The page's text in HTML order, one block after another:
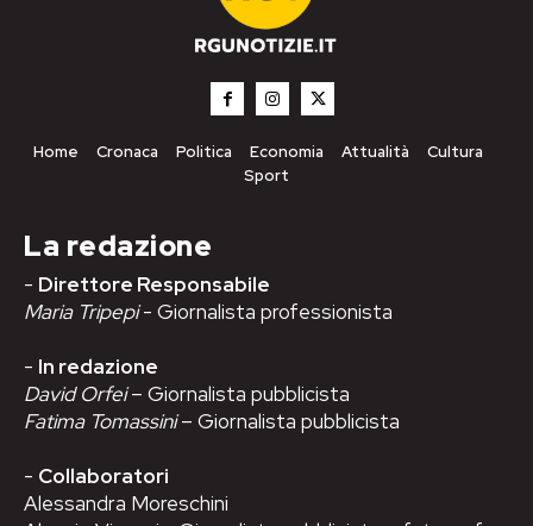
Home Cronaca Politica Economia Attualità
Cultura
Sport
La redazione
- Direttore Responsabile
Maria Tripepi- Giornalista professionista
- In redazione
David Orfei– Giornalista pubblicista
Fatima Tomassini– Giornalista pubblicista
- Collaboratori
Alessandra Moreschini